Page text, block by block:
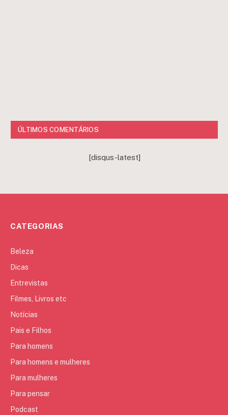
ÚLTIMOS COMENTÁRIOS
[disqus-latest]
CATEGORIAS
Beleza
Dicas
Entrevistas
Filmes, Livros etc
Notícias
Pais e Filhos
Para homens
Para homens e mulheres
Para mulheres
Para pensar
Podcast